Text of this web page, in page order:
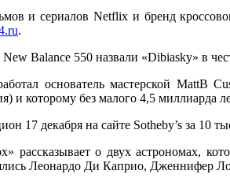
и сериалов Netflix и бренд
.
Balance 550 назвали «Dibiasky» в
основатель мастерской MattB
и которому без малого 4,5 миллиарда
17 декабря на сайте Sotheby’s за
рассказывает о двух астрономах,
Леонардо Ди Каприо, Дженнифер